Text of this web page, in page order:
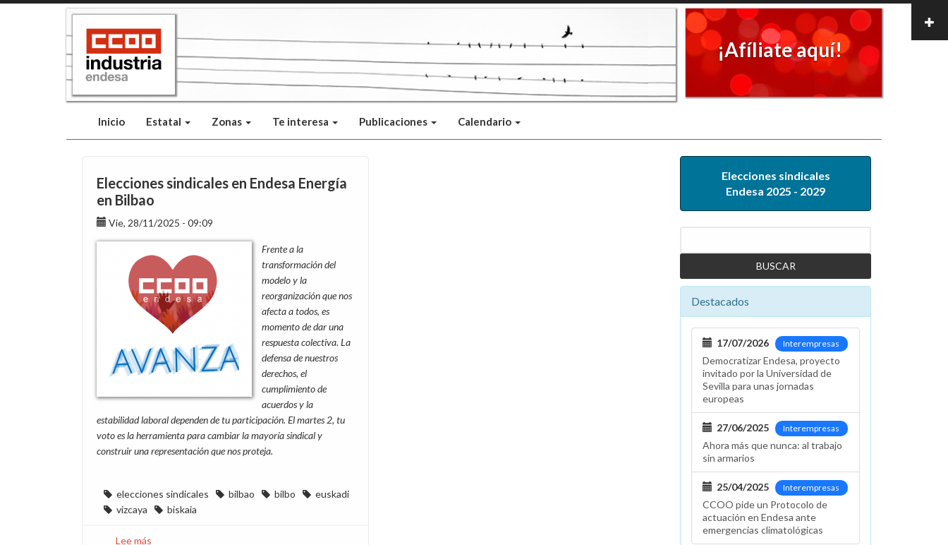
¡Afíliate aquí!
Inicio Estatal Zonas Te interesa Publicaciones Calendario
Elecciones sindicales en Endesa Energía
en Bilbao
Vie, 28/11/2025 - 09:09
Frente a la
transformación del
modelo y la
reorganización que nos
afecta a todos, es
momento de dar una
respuesta colectiva. La
defensa de nuestros
derechos, el
cumplimiento de
acuerdos y la
estabilidad laboral dependen de tu participación. El martes 2, tu
voto es la herramienta para cambiar la mayoría sindical y
construir una representación que nos proteja.
elecciones sindicales bilbao bilbo
euskadi
vizcaya
biskaia
Lee más
Elecciones sindicales
Endesa 2025 - 2029
Destacados
Interempresas
17/07/2026
Democratizar Endesa, proyecto
invitado por la Universidad de
Sevilla para unas jornadas
europeas
Interempresas
27/06/2025
Ahora más que nunca: al trabajo
sin armarios
Interempresas
25/04/2025
CCOO pide un Protocolo de
actuación en Endesa ante
emergencias climatológicas